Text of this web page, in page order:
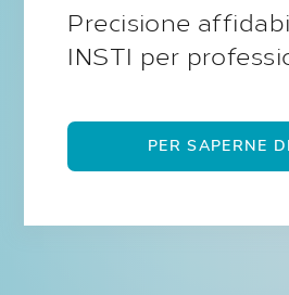
dell'HCV con il
INSTI .
PER SAPERNE